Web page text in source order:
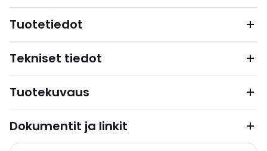
Tuotetiedot
Tekniset tiedot
Tuotekuvaus
Dokumentit ja linkit